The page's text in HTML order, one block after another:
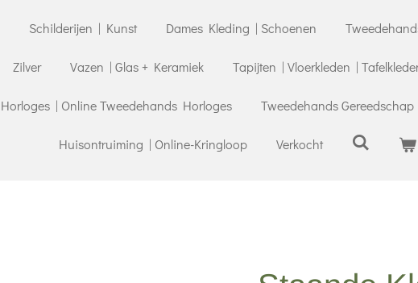
Schilderijen | Kunst Dames Kleding | Schoenen
Zilver Vazen | Glas + Keramiek Tapijten | Vloerkleden |
Horloges | Online Tweedehands Horloges Tweedehands
Huisontruiming | Online-Kringloop Verkocht